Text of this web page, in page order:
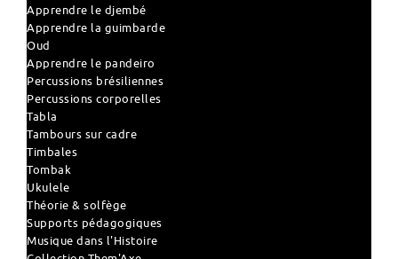
Apprendre le djembé
Apprendre la guimbarde
Oud
Apprendre le pandeiro
Percussions brésiliennes
Percussions corporelles
Tabla
Tambours sur cadre
Timbales
Tombak
Ukulele
Théorie & solfège
Supports pédagogiques
Musique dans l'Histoire